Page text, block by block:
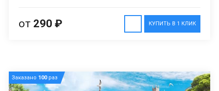
КУПИТЬ В 1 КЛИК
от 290 ₽
Заказано 100раз